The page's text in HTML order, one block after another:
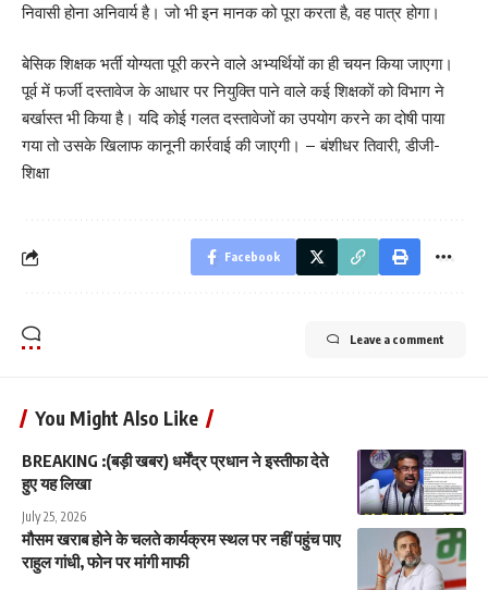
निवासी होना अनिवार्य है। जो भी इन मानक को पूरा करता है, वह पात्र होगा।
बेसिक शिक्षक भर्ती योग्यता पूरी करने वाले अभ्यर्थियों का ही चयन किया जाएगा।
पूर्व में फर्जी दस्तावेज के आधार पर नियुक्ति पाने वाले कई शिक्षकों को विभाग ने
बर्खास्त भी किया है। यदि कोई गलत दस्तावेजों का उपयोग करने का दोषी पाया
गया तो उसके खिलाफ कानूनी कार्रवाई की जाएगी। – बंशीधर तिवारी, डीजी-
शिक्षा
Facebook
Leave a comment
You Might Also Like
BREAKING :(बड़ी खबर) धर्मेंद्र प्रधान ने इस्तीफा देते
हुए यह लिखा
July 25, 2026
मौसम खराब होने के चलते कार्यक्रम स्थल पर नहीं पहुंच पाए
राहुल गांधी, फोन पर मांगी माफी